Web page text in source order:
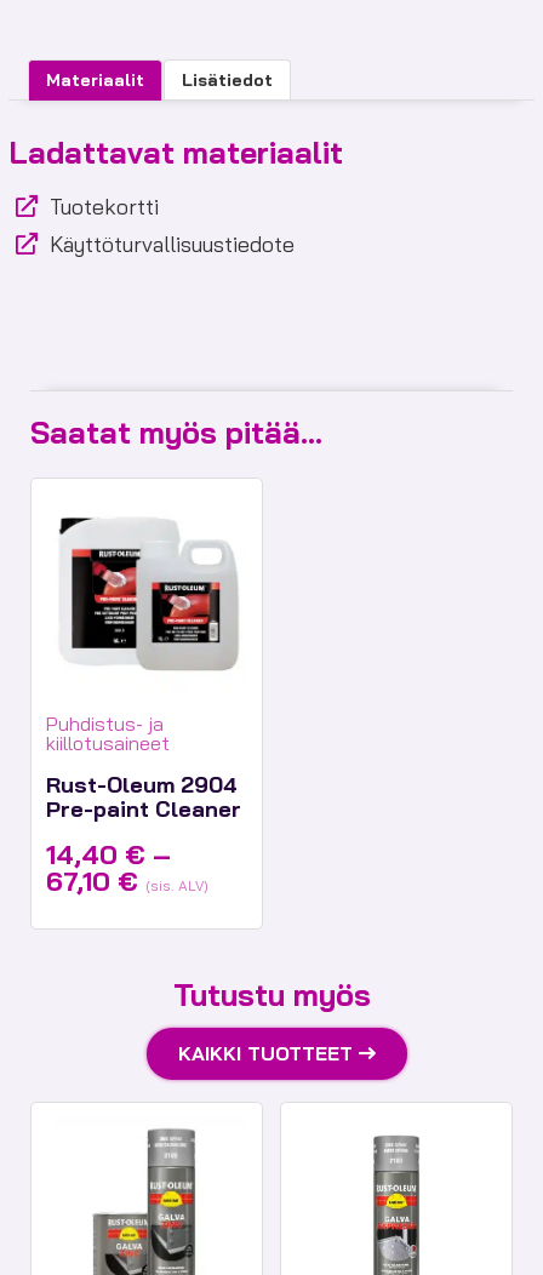
Materiaalit Lisätiedot
Ladattavat materiaalit
Tuotekortti
Käyttöturvallisuustiedote
Saatat myös pitää...
Tuotekategoriat:
Puhdistus- ja
kiillotusaineet
Rust-Oleum 2904
Pre-paint Cleaner
14,40 € –
67,10 € Hintaluokka:
-
(sis. ALV)
Tutustu myös
KAIKKI TUOTTEET